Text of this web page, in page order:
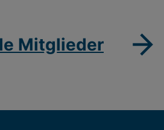
Mitglieder